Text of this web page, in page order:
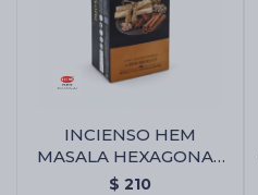
INCIENSO HEM
MASALA HEXAGONAL
X6 - Surtido
$ 210
Artículos Esotéricos